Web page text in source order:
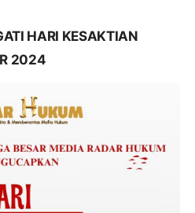
HARI KESAKTIAN
2024